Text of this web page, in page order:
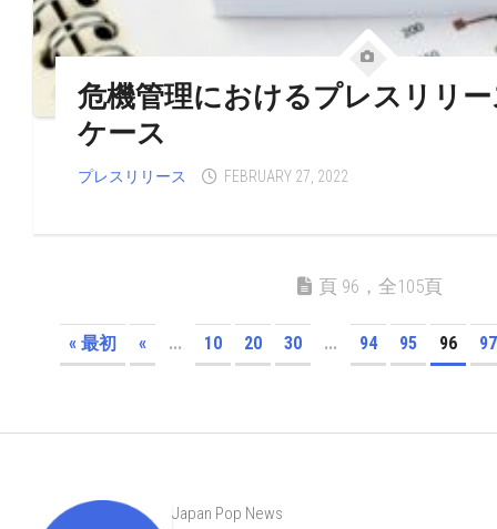
危機管理におけるプレスリリ
ケース
プレスリリース FEBRUARY 27, 2022
頁 96，全105頁
« 最初 « ... 10 20 30 ... 94 95 96 97
Japan Pop News